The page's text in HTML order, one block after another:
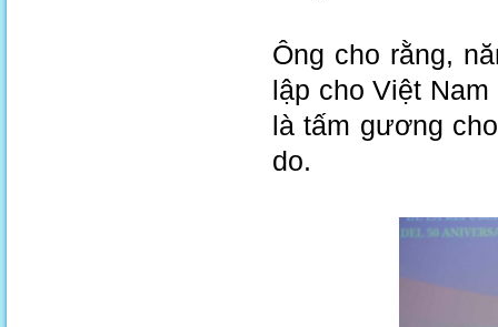
Ông cho rằng,
lập cho Việt
là tấm gương
do.